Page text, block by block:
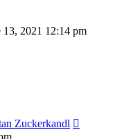
13, 2021 12:14 pm
Zuckerkandl